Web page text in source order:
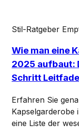
Stil-Ratgeber
Wie man eine
2025 aufbaut:
Schritt
Erfahren Sie
Kapselgarderobe
eine Liste der